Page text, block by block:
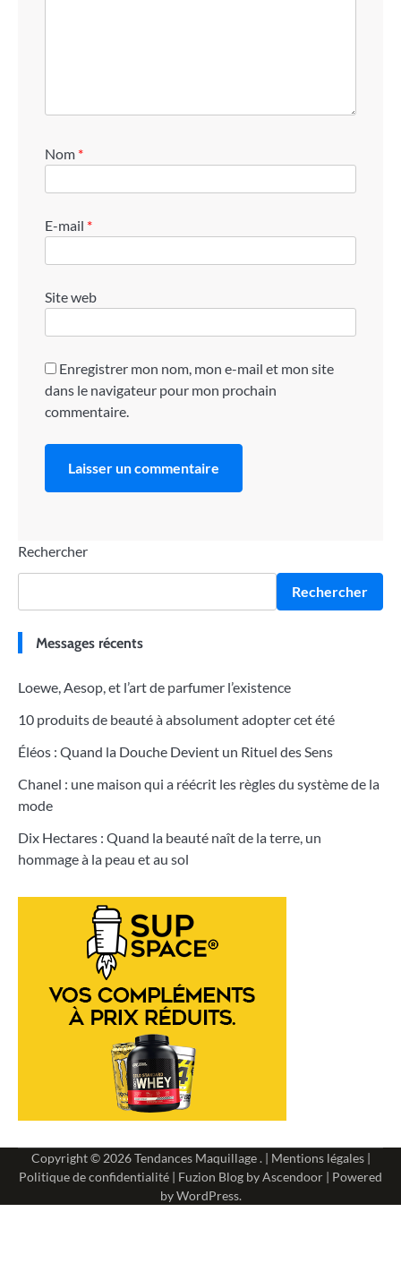
Nom *
E-mail *
Site web
Enregistrer mon nom, mon e-mail et mon site
dans le navigateur pour mon prochain
commentaire.
Rechercher
Rechercher
Messages récents
Loewe, Aesop, et l’art de parfumer l’existence
10 produits de beauté à absolument adopter cet été
Éléos : Quand la Douche Devient un Rituel des Sens
Chanel : une maison qui a réécrit les règles du système de la
mode
Dix Hectares : Quand la beauté naît de la terre, un
hommage à la peau et au sol
Copyright © 2026Tendances Maquillage. | Mentions légales|
Politique de confidentialité | Fuzion Blog byAscendoor | Powered
byWordPress.